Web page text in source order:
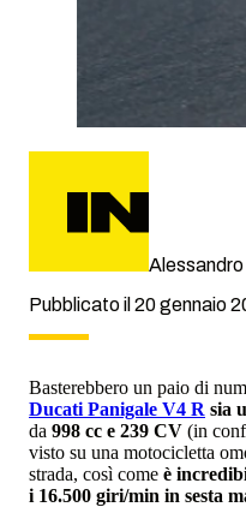
Alessandro
Pubblicato il 20 gennaio
Basterebbero un paio di
Ducati Panigale V4 R sia
da 998 cc e 239 CV (in
visto su una motocicletta
strada, così come è
i 16.500 giri/min in sesta